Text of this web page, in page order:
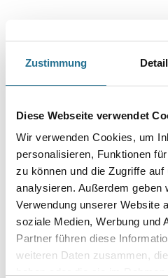
Zustimmung
Diese Webseite verwendet
Wir verwenden Cookies, um
personalisieren, Funktionen
zu können und die Zugriffe
analysieren. Außerdem geben
Verwendung unserer Website
soziale Medien, Werbung und
Partner führen diese
weiteren Daten zusammen,
Abbildung ähnlich
Knauf Danoline Kraft-
Umrechnungsfaktoren